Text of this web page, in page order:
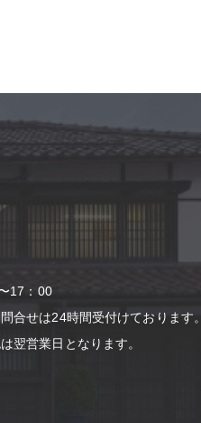
17：00
合せは24時間受付けております。
翌営業⽇となります。